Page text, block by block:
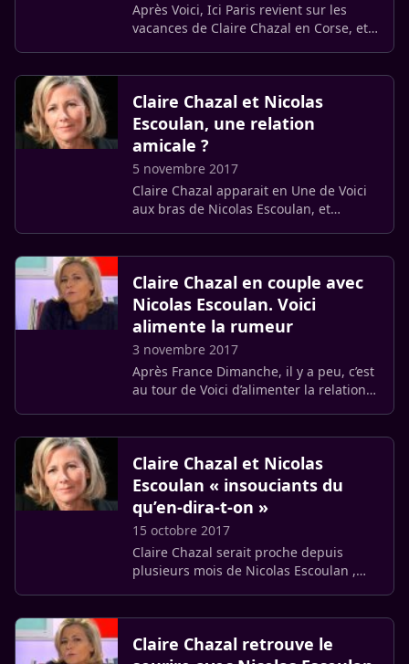
Après Voici, Ici Paris revient sur les
vacances de Claire Chazal en Corse, et
Claire Chazal et Nicolas
Escoulan, une relation
amicale ?
5 novembre 2017
Claire Chazal apparait en Une de Voici
aux bras de Nicolas Escoulan, et
Claire Chazal en couple avec
Nicolas Escoulan. Voici
alimente la rumeur
3 novembre 2017
Après France Dimanche, il y a peu, c’est
au tour de Voici d’alimenter la relation
Claire Chazal et Nicolas
Escoulan « insouciants du
qu’en-dira-t-on »
15 octobre 2017
Claire Chazal serait proche depuis
plusieurs mois de Nicolas Escoulan ,
Claire Chazal retrouve le